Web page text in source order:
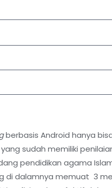
berbasis Android hanya
sudah memiliki
pendidikan agama
di dalamnya memuat 3